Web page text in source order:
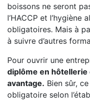
boissons ne seront
l’HACCP et l’hygiène
obligatoires. Mais à
à suivre d’autres
Pour ouvrir une
diplôme en
avantage. Bien sûr,
obligatoire selon